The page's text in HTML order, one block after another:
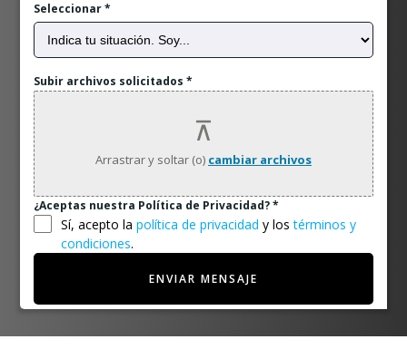
Seleccionar*
Subir archivos solicitados*
Arrastrar y soltar (o) cambiar archivos
¿Aceptas nuestra Política de Privacidad?*
Sí, acepto lapolítica de privacidad y lostérminos y
condiciones.
ENVIAR MENSAJE